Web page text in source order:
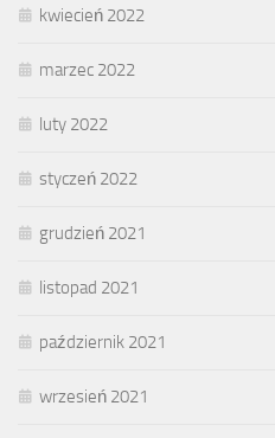
kwiecień 2022
marzec 2022
luty 2022
styczeń 2022
grudzień 2021
listopad 2021
październik 2021
wrzesień 2021